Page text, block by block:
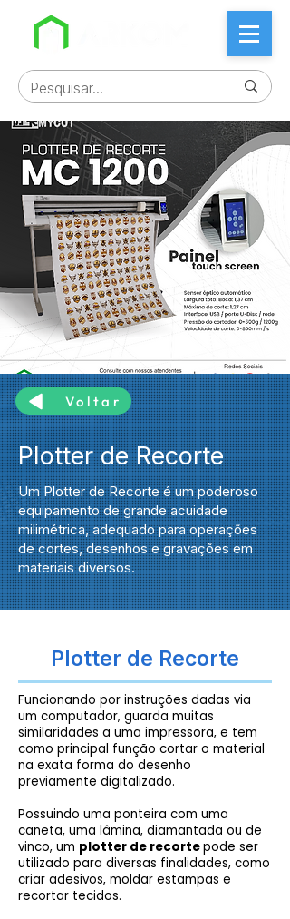
Voltar
Plotter de Recorte
Um Plotter de Recorte é um poderoso
equipamento de grande acuidade
milimétrica, adequado para operações
de cortes, desenhos e gravações em
materiais diversos.
Plotter de Recorte
Funcionando por instruções dadas via
um computador, guarda muitas
similaridades a uma impressora, e tem
como principal função cortar o material
na exata forma do desenho
previamente digitalizado.
Possuindo uma ponteira com uma
caneta, uma lâmina, diamantada ou de
vinco, um plotter de recortepode ser
utilizado para diversas finalidades, como
criar adesivos, moldar estampas e
recortar tecidos.